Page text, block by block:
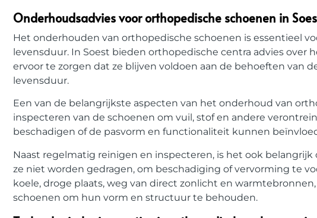
Onderhoudsadvies voor orthopedische schoenen in
Het onderhouden van orthopedische schoenen is essentieel
levensduur. In Soest bieden orthopedische centra advies
ervoor te zorgen dat ze blijven voldoen aan de behoeften
levensduur.
Een van de belangrijkste aspecten van het onderhoud van
inspecteren van de schoenen om vuil, stof en andere
beschadigen of de pasvorm en functionaliteit kunnen
Naast regelmatig reinigen en inspecteren, is het ook
ze niet worden gedragen, om beschadiging of vervorming te
koele, droge plaats, weg van direct zonlicht en
schoenen om hun vorm en structuur te behouden.